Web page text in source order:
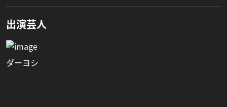
出演芸人
ダーヨシ